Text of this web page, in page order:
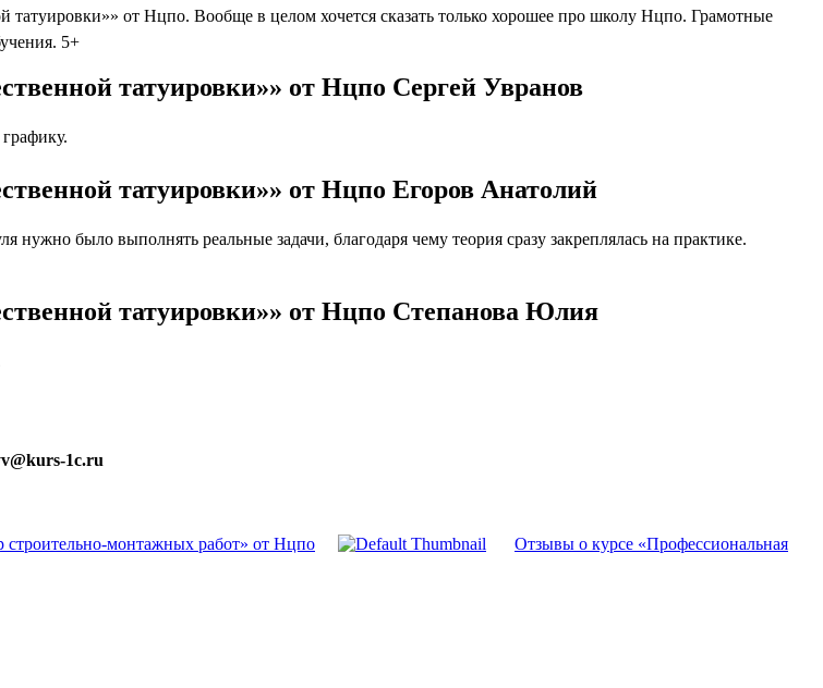
татуировки»» от Нцпо. Вообще в целом хочется сказать только хорошее про школу Нцпо. Грамотные
5+
татуировки»» от Нцпо Сергей Увранов
татуировки»» от Нцпо Егоров Анатолий
нужно было выполнять реальные задачи, благодаря чему теория сразу закреплялась на практике.
татуировки»» от Нцпо Степанова Юлия
1c.ru
строительно-монтажных работ» от Нцпо Отзывы о курсе «Профессиональная